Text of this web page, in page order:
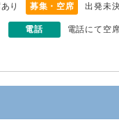
り 募集・空席 出発未
電話 電話にて空